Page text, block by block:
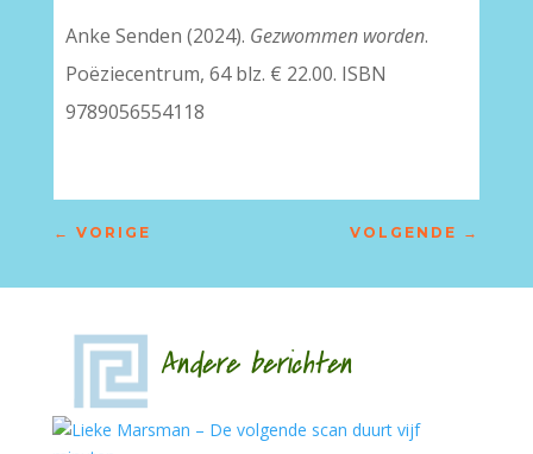
Anke Senden (2024). Gezwommen worden.
Poëziecentrum, 64 blz. € 22.00. ISBN
9789056554118
← VORIGE VOLGENDE →
Andere berichten